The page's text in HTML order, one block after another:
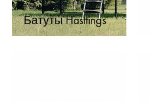
Батуты Hasttings